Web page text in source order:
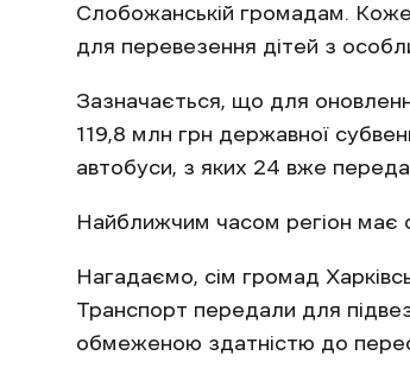
Слобожанській громадам.
для перевезення дітей з
Зазначається, що для
119,8 млн грн державної
автобуси, з яких 24 вже
Найближчим часом регіон має
Нагадаємо, сім громад
Транспорт передали для
обмеженою здатністю до